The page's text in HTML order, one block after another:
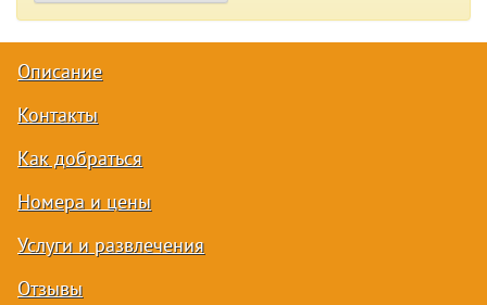
Описание
Контакты
Как добраться
Номера и цены
Услуги и развлечения
Отзывы